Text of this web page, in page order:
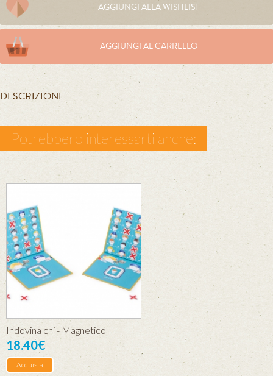
AGGIUNGI ALLA WISHLIST
AGGIUNGI AL CARRELLO
DESCRIZIONE
Potrebbero interessarti anche:
Indovina chi - Magnetico
18.40€
Acquista